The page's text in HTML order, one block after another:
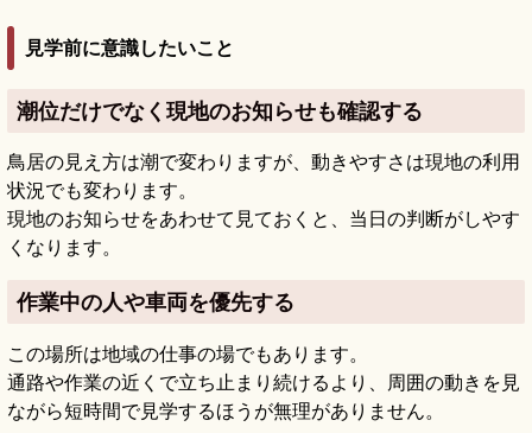
見学前に意識したいこと
潮位だけでなく現地のお知らせも確認する
鳥居の見え方は潮で変わりますが、動きやすさは現地の利用
状況でも変わります。
現地のお知らせをあわせて見ておくと、当日の判断がしやす
くなります。
作業中の人や車両を優先する
この場所は地域の仕事の場でもあります。
通路や作業の近くで立ち止まり続けるより、周囲の動きを見
ながら短時間で見学するほうが無理がありません。